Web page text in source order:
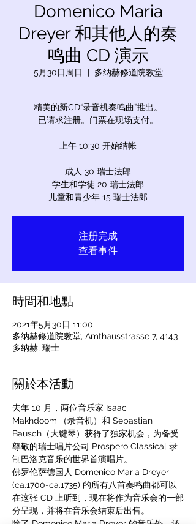
Domenico Maria
Dreyer 和其他人的奏
鸣曲 CD 演示
5月30日周日
  |
多纳赫修道院教堂
精美的新CD“录音机奏鸣曲”推出。
已请求注册。门票在现场支付。
上午 10:30 开始结帐
成人 30 瑞士法郎
学生和学徒 20 瑞士法郎
儿童和青少年 15 瑞士法郎
注册完成
查看事件
時間和地點
2021年5月30日 11:00
多纳赫修道院教堂, Amthausstrasse 7, 4143
多纳赫, 瑞士
關於本活動
去年 10 月，两位音乐家 Isaac
Makhdoomi（录音机）和 Sebastian
Bausch（大键琴）获得了独家机会，为备受
尊敬的瑞士唱片公司 Prospero Classical 录
制巴洛克音乐的世界首演唱片。
佛罗伦萨德国人 Domenico Maria Dreyer
(ca.1700-ca.1735) 的所有八首奏鸣曲都可以
在这张 CD 上听到，现在将作为音乐会的一部
分呈现，并将在音乐会结束后出售。